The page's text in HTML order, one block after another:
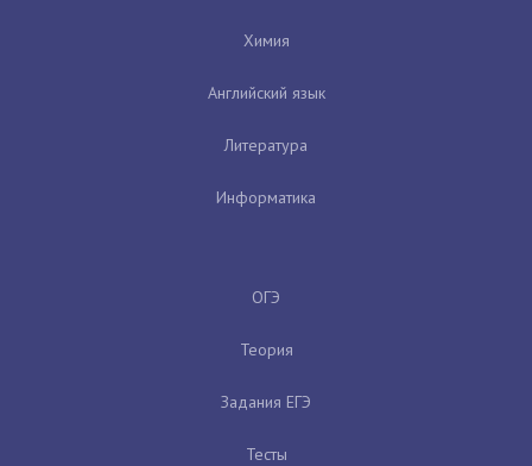
Химия
Английский язык
Литература
Информатика
ОГЭ
Теория
Задания ЕГЭ
Тесты